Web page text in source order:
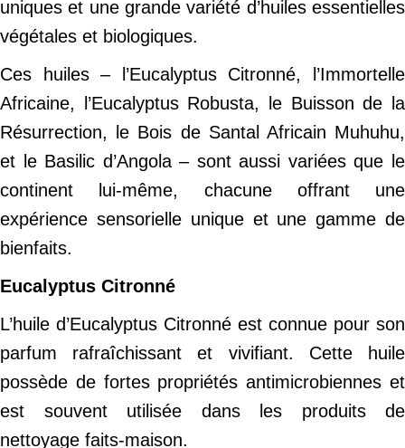
uniques et une grande variété d’huiles essentielles
végétales et biologiques.
Ces huiles – l’Eucalyptus Citronné, l’Immortelle
Africaine, l’Eucalyptus Robusta, le Buisson de la
Résurrection, le Bois de Santal Africain Muhuhu,
et le Basilic d’Angola – sont aussi variées que le
continent lui-même, chacune offrant une
expérience sensorielle unique et une gamme de
bienfaits.
Eucalyptus Citronné
L’huile d’Eucalyptus Citronné est connue pour son
parfum rafraîchissant et vivifiant. Cette huile
possède de fortes propriétés antimicrobiennes et
est souvent utilisée dans les produits de
nettoyage faits-maison.